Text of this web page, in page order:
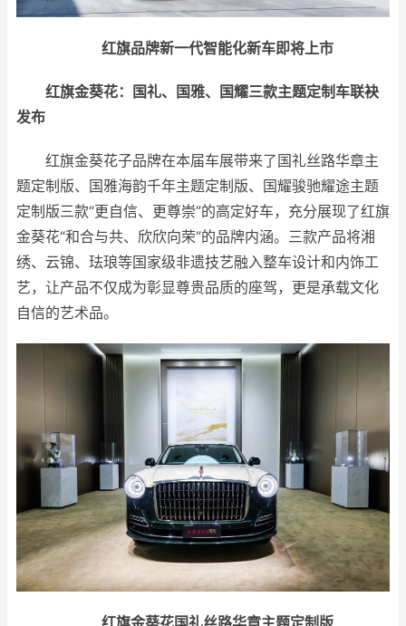
红旗品牌新一代智能化新车即将上市
红旗金葵花： 国礼、国雅、国耀三款主题定制车联袂
发布
红旗金葵花子品牌在本届车展带来了国礼丝路华章主
题定制版、国雅海韵千年主题定制版、国耀骏驰耀途主题
定制版三款“更自信、更尊崇”的高定好车，充分展现了红旗
金葵花“和合与共、欣欣向荣”的品牌内涵。三款产品将湘
绣、云锦、珐琅等国家级非遗技艺融入整车设计和内饰工
艺，让产品不仅成为彰显尊贵品质的座驾，更是承载文化
自信的艺术品。